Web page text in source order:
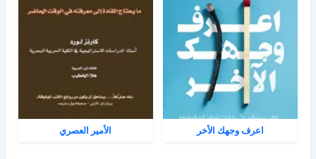
اعرف وجهك الأخر الأمير العصري